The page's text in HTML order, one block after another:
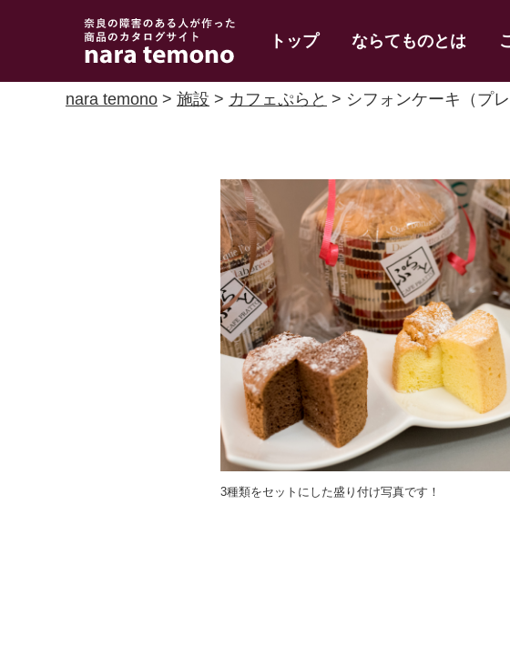
奈良で障害のある人
の手作り商品 nara
temono
トップ ならてものとは
nara temono > 施設 > カフェぷらと > シフォンケーキ（プ
3種類をセットにした盛り付け写真です！